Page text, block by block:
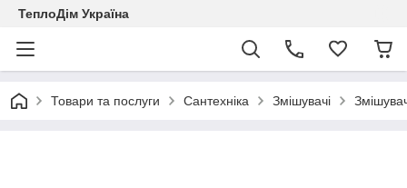
ТеплоДім Україна
Товари та послуги Сантехніка Змішувачі